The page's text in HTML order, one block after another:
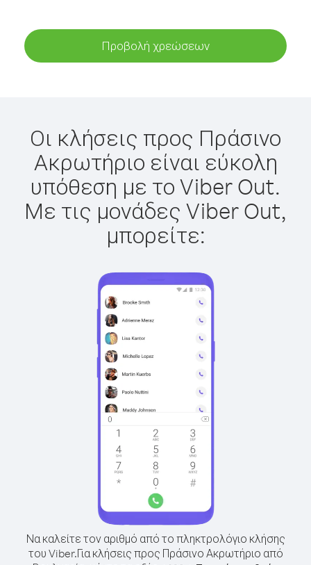
Προβολή χρεώσεων
Οι κλήσεις προς Πράσινο
Ακρωτήριο είναι εύκολη
υπόθεση με το Viber Out.
Με τις μονάδες Viber Out,
μπορείτε:
Να καλείτε τον αριθμό από το πληκτρολόγιο κλήσης
του Viber.Για κλήσεις προς Πράσινο Ακρωτήριο από